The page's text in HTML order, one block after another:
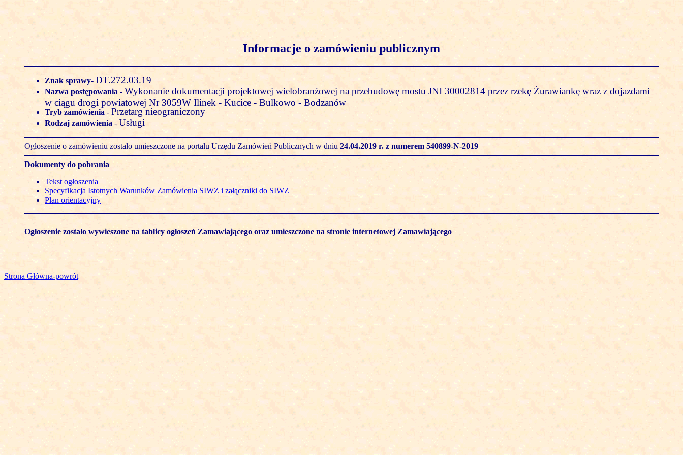
Informacje o zamówieniu publicznym
Znak sprawy- DT.272.03.19
Nazwa postępowania - Wykonanie dokumentacji projektowej wielobranżowej na przebudowę mostu JNI 30002814 przez rzekę Żurawiankę wraz z dojazdami
w ciągu drogi powiatowej Nr 3059W Ilinek - Kucice - Bulkowo - Bodzanów
Tryb zamówienia - Przetarg nieograniczony
Rodzaj zamówienia - Usługi
Ogłoszenie o zamówieniu zostało umieszczone na portalu Urzędu Zamówień Publicznych w dniu 24.04.2019 r. z numerem 540899-N-2019
Dokumenty do pobrania
Tekst ogłoszenia
Specyfikacja Istotnych Warunków Zamówienia SIWZ i załączniki do SIWZ
Plan orientacyjny
Ogłoszenie zostało wywieszone na tablicy ogłoszeń Zamawiającego oraz umieszczone na stronie internetowej Zamawiającego
Strona Główna-powrót